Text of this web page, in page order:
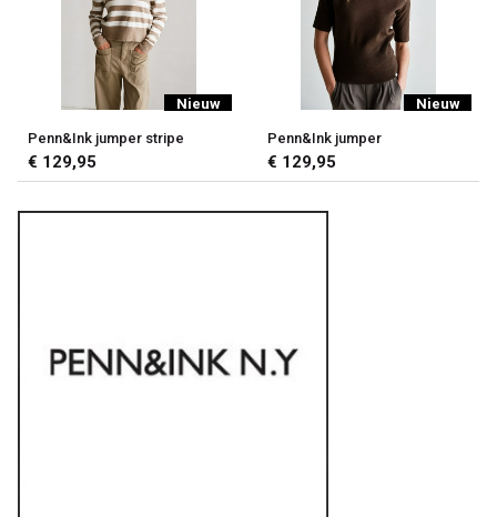
Nieuw
Penn&Ink jumper stripe
€ 129,95
Nieuw
Penn&Ink jumper
€ 129,95